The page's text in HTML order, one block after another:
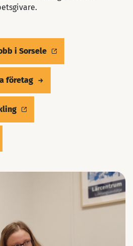
i Sorsele
företag